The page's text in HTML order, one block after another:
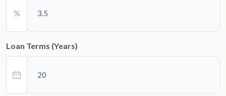
%
Loan Terms (Years)